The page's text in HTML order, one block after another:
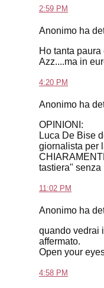
2:59 PM
Anonimo ha
Ho tanta
Azz....ma in
4:20 PM
Anonimo ha
OPINIONI:
Luca De Bise
giornalista per
tastiera"
11:02 PM
Anonimo ha
quando vedrai
affermato.
Open your
4:58 PM